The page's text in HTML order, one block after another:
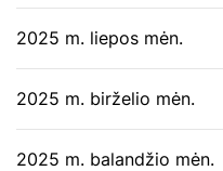
2025 m. liepos mėn.
2025 m. birželio mėn.
2025 m. balandžio mėn.